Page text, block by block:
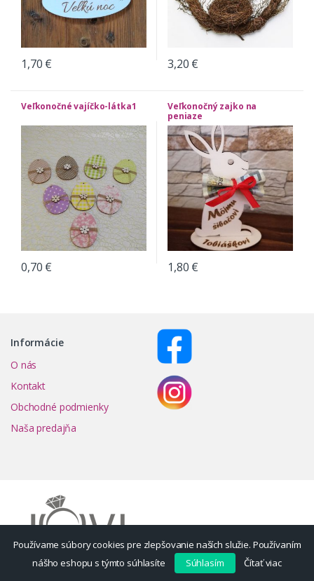
1,70 € 3,20 €
Veľkonočné vajíčko-látka1
0,70 €
Veľkonočný zajko na
peniaze
1,80 €
Informácie
O nás
Kontakt
Obchodné podmienky
Naša predajňa
Používame súbory cookies pre zlepšovanie naších služie. Používaním
nášho eshopu s týmto súhlasíte
Súhlasím Čítať viac